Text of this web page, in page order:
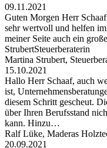
09.11.2021
Guten Morgen Herr
sehr wertvoll und helfen
meiner Seite auch ein
StrubertSteuerberaterin
Martina Strubert,
15.10.2021
Hallo Herr Schaaf, auch
ist,
diesem Schritt gescheut.
über Ihren Berufsstand
kann. Hinzu…
Ralf Lüke, Maderas
20.09.2021